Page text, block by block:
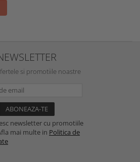
si promotiile noastre
newsletter cu promotiile
mai multe in Politica de